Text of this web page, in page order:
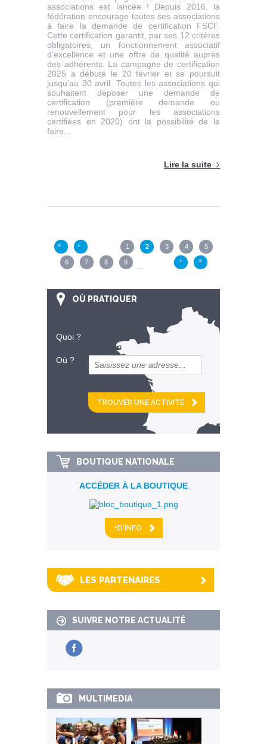
associations est lancée ! Depuis 2016, la
fédération encourage toutes ses associations
à faire la demande de certification FSCF.
Cette certification garantit, par ses 12 critères
obligatoires, un fonctionnement associatif
d’excellence et une offre de qualité auprès
des adhérents. La campagne de certification
2025 a débuté le 20 février et se poursuit
jusqu’au 30 avril. Toutes les associations qui
souhaitent déposer une demande de
certification (première demande ou
renouvellement pour les associations
certifiées en 2020) ont la possibilité de le
faire...
Lire la suite
« ‹ 1 2 3 4 5
6 7 8 9 … › »
OÙ PRATIQUER
Quoi ?
Où ?
et
km alentour
BOUTIQUE NATIONALE
ACCÉDER À LA BOUTIQUE
+D'INFO
LES PARTENAIRES
SUIVRE NOTRE ACTUALITÉ
MULTIMEDIA